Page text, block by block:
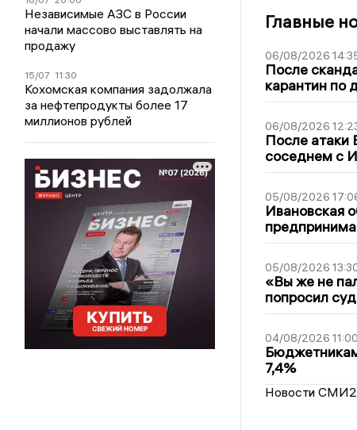
Независимые АЗС в России
начали массово выставлять на
продажу
15/07 11:30
Кохомская компания задолжала
за нефтепродукты более 17
миллионов рублей
Главные
06/08/2026
После
карантин по
06/08/2026
После
соседнем с
05/08/2026
Ивановская
05/08/2026
«Вы же не
попросил
04/08/2026 11:00
7,4%
Новости СМИ2